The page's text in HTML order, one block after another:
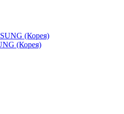
(Корея)